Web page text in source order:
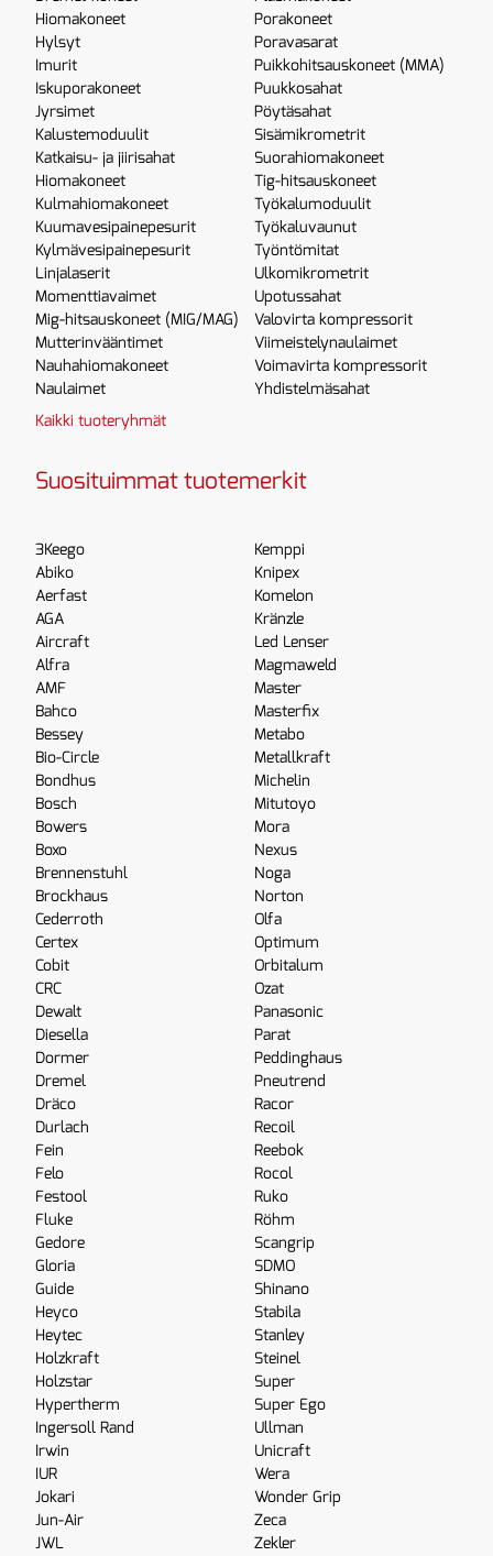
Hiomakoneet
Hylsyt
Imurit
Iskuporakoneet
Jyrsimet
Kalustemoduulit
Katkaisu- ja jiirisahat
Hiomakoneet
Kulmahiomakoneet
Kuumavesipainepesurit
Kylmävesipainepesurit
Linjalaserit
Momenttiavaimet
Mig-hitsauskoneet (MIG/MAG)
Mutterinvääntimet
Nauhahiomakoneet
Naulaimet
Porakoneet
Poravasarat
Puikkohitsauskoneet (MMA)
Puukkosahat
Pöytäsahat
Sisämikrometrit
Suorahiomakoneet
Tig-hitsauskoneet
Työkalumoduulit
Työkaluvaunut
Työntömitat
Ulkomikrometrit
Upotussahat
Valovirta kompressorit
Viimeistelynaulaimet
Voimavirta kompressorit
Yhdistelmäsahat
Kaikki tuoteryhmät
Suosituimmat tuotemerkit
3Keego
Abiko
Aerfast
AGA
Aircraft
Alfra
AMF
Bahco
Bessey
Bio-Circle
Bondhus
Bosch
Bowers
Boxo
Brennenstuhl
Brockhaus
Cederroth
Certex
Cobit
CRC
Dewalt
Diesella
Dormer
Dremel
Dräco
Durlach
Fein
Felo
Festool
Fluke
Gedore
Gloria
Guide
Heyco
Heytec
Holzkraft
Holzstar
Hypertherm
Ingersoll Rand
Irwin
IUR
Jokari
Jun-Air
JWL
Kemppi
Knipex
Komelon
Kränzle
Led Lenser
Magmaweld
Master
Masterfix
Metabo
Metallkraft
Michelin
Mitutoyo
Mora
Nexus
Noga
Norton
Olfa
Optimum
Orbitalum
Ozat
Panasonic
Parat
Peddinghaus
Pneutrend
Racor
Recoil
Reebok
Rocol
Ruko
Röhm
Scangrip
SDMO
Shinano
Stabila
Stanley
Steinel
Super
Super Ego
Ullman
Unicraft
Wera
Wonder Grip
Zeca
Zekler